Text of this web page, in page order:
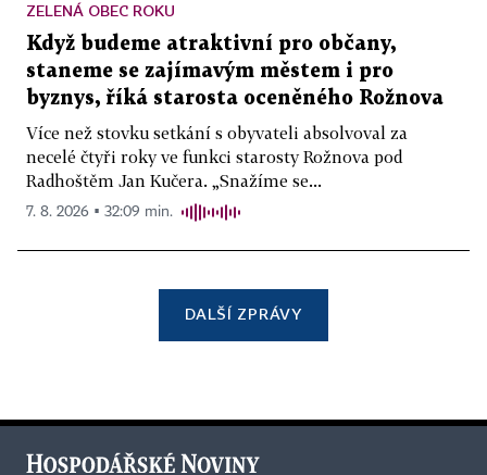
ZELENÁ OBEC ROKU
Když budeme atraktivní pro občany,
staneme se zajímavým městem i pro
byznys, říká starosta oceněného Rožnova
Více než stovku setkání s obyvateli absolvoval za
necelé čtyři roky ve funkci starosty Rožnova pod
Radhoštěm Jan Kučera. „Snažíme se...
7. 8. 2026 ▪ 32:09 min.
DALŠÍ ZPRÁVY